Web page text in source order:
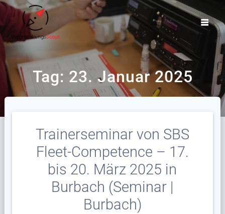
Inhalt
springen
Tag: 23. Januar 2025
Trainerseminar von SBS
Fleet-Competence – 17.
bis 20. März 2025 in
Burbach (Seminar |
Burbach)